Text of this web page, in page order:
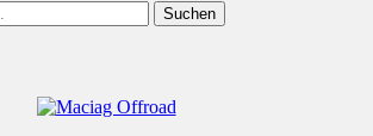
Suchen